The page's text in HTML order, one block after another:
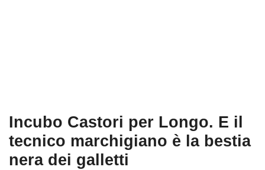
Incubo Castori per Longo. E il
tecnico marchigiano è la bestia
nera dei galletti